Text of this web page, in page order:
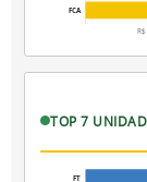
FCA
TOP 7
FT